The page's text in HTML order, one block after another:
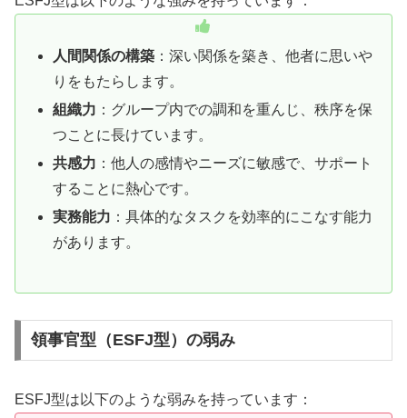
人間関係の構築 ：深い関係を築き、他者に思いや
りをもたらします。
組織力 ：グループ内での調和を重んじ、秩序を保
つことに長けています。
共感力 ：他人の感情やニーズに敏感で、サポート
することに熱心です。
実務能力 ：具体的なタスクを効率的にこなす能力
があります。
領事官型（ESFJ型）の弱み
ESFJ型は以下のような弱みを持っています：